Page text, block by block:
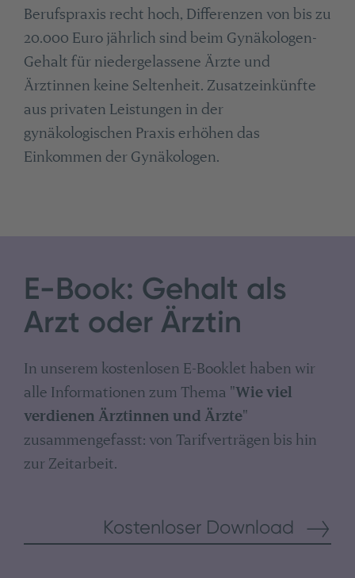
Berufspraxis recht hoch, Differenzen von bis zu
20.000 Euro jährlich sind beim Gynäkologen-
Gehalt für niedergelassene Ärzte und
Ärztinnen keine Seltenheit. Zusatzeinkünfte
aus privaten Leistungen in der
gynäkologischen Praxis erhöhen das
Einkommen der Gynäkologen.
E-Book: Gehalt als
Arzt oder Ärztin
In unserem kostenlosen E-Booklet haben wir
alle Informationen zum Thema "Wie viel
verdienen Ärztinnen und Ärzte"
zusammengefasst: von Tarifverträgen bis hin
zur Zeitarbeit.
Kostenloser Download